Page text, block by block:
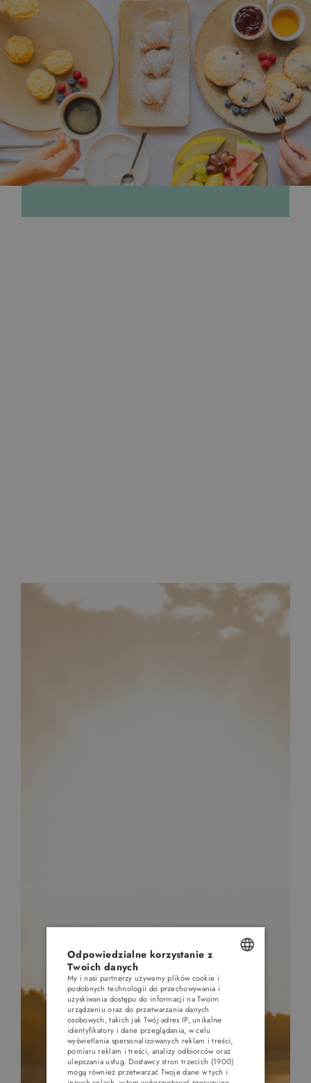
POLISH
ENGLISH
CZECH
Odpowiedzialne korzystanie z
Twoich danych
My i nasi partnerzy używamy plików cookie i
podobnych technologii do przechowywania i
uzyskiwania dostępu do informacji na Twoim
urządzeniu oraz do przetwarzania danych
osobowych, takich jak Twój adres IP, unikalne
identyfikatory i dane przeglądania, w celu
wyświetlania spersonalizowanych reklam i treści,
pomiaru reklam i treści, analizy odbiorców oraz
ulepszania usług. Dostawcy stron trzecich (1900)
mogą również przetwarzać Twoje dane w tych i